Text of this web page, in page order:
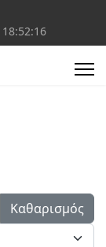
18:52:16
Καθαρισμός